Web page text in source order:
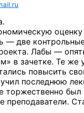
— две
Лабы —
в зачетке. Те
повысить
последнюю
торжественно
преподаватели.